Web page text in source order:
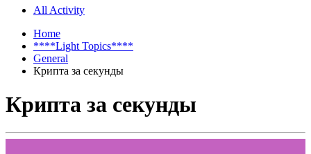
All Activity
Home
****Light Topics****
General
Крипта за секунды
Крипта за секунды